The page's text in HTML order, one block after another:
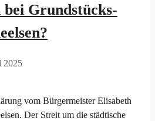
Grundstücks-
2025
vom Bürgermeister Elisabeth
Der Streit um die städtische